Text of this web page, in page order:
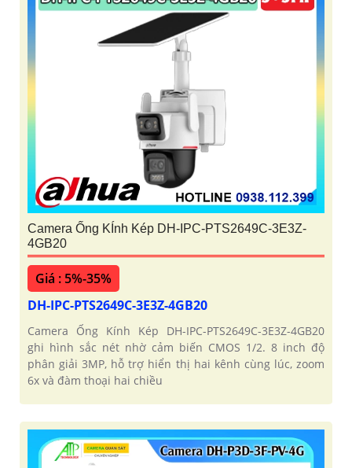
Camera Ống KÍnh Kép DH-IPC-PTS2649C-3E3Z-
4GB20
Giá : 5%-35%
DH-IPC-PTS2649C-3E3Z-4GB20
Camera Ống Kính Kép DH-IPC-PTS2649C-3E3Z-4GB20
ghi hình sắc nét nhờ cảm biến CMOS 1/2. 8 inch độ
phân giải 3MP, hỗ trợ hiển thị hai kênh cùng lúc, zoom
6x và đàm thoại hai chiều